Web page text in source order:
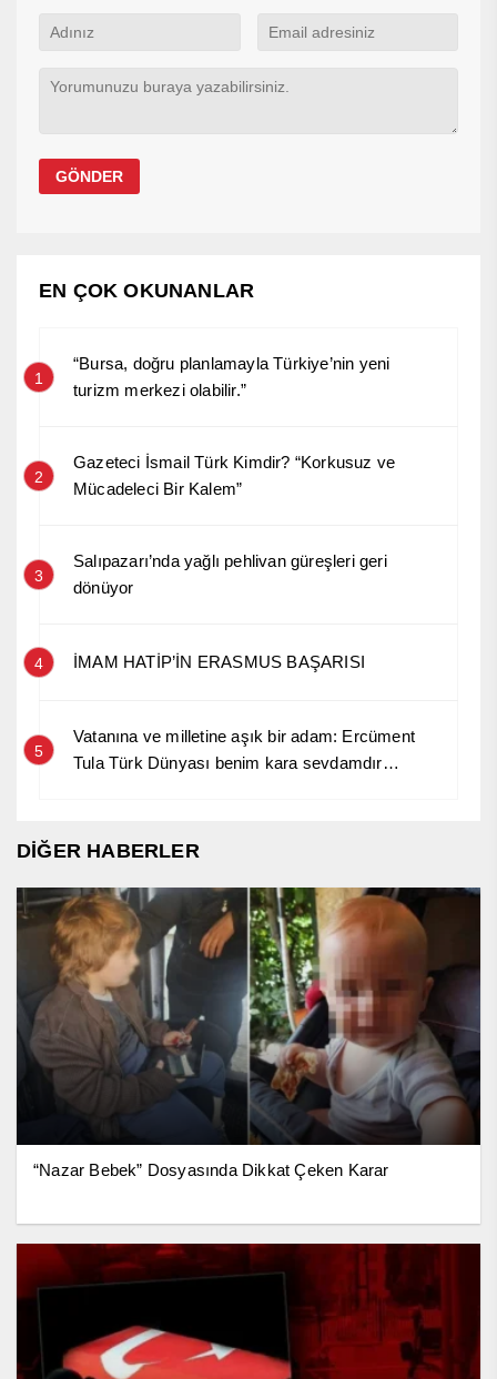
EN ÇOK OKUNANLAR
1
“Bursa, doğru planlamayla Türkiye’nin yeni
turizm merkezi olabilir.”
2
Gazeteci İsmail Türk Kimdir? “Korkusuz ve
Mücadeleci Bir Kalem”
3
Salıpazarı’nda yağlı pehlivan güreşleri geri
dönüyor
4 İMAM HATİP’İN ERASMUS BAŞARISI
5
Vatanına ve milletine aşık bir adam: Ercüment
Tula Türk Dünyası benim kara sevdamdır…
DİĞER HABERLER
“Nazar Bebek” Dosyasında Dikkat Çeken Karar